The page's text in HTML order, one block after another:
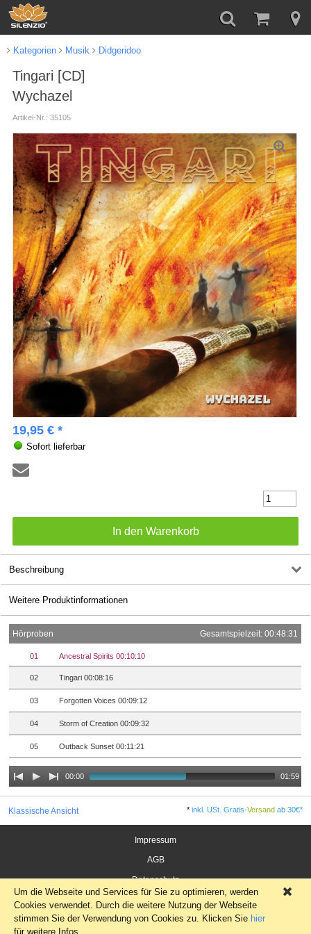
Kategorien Musik Didgeridoo
Tingari [CD]
Wychazel
Artikel-Nr.: 35105
19,95 € *
Sofort lieferbar
Beschreibung
Weitere Produktinformationen
Hörproben Gesamtspielzeit: 00:48:31
01 Ancestral Spirits 00:10:10
02 Tingari 00:08:16
03 Forgotten Voices 00:09:12
04 Storm of Creation 00:09:32
05 Outback Sunset 00:11:21
00:00 01:59
Klassische Ansicht *inkl. USt. Gratis-Versand ab 30€*
Impressum
AGB
Datenschutz
Widerrufsrecht für Verbraucher
Um die Webseite und Services für Sie zu optimieren, werden
Cookies verwendet. Durch die weitere Nutzung der Webseite
stimmen Sie der Verwendung von Cookies zu. Klicken Sie hier
für weitere Infos.